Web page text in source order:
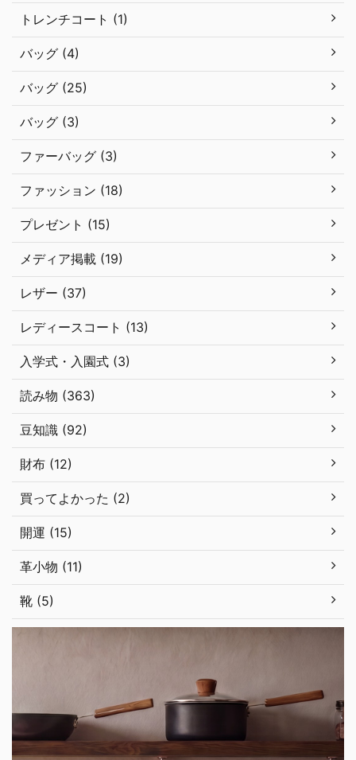
トレンチコート (1)
バッグ (4)
バッグ (25)
バッグ (3)
ファーバッグ (3)
ファッション (18)
プレゼント (15)
メディア掲載 (19)
レザー (37)
レディースコート (13)
入学式・入園式 (3)
読み物 (363)
豆知識 (92)
財布 (12)
買ってよかった (2)
開運 (15)
革小物 (11)
靴 (5)